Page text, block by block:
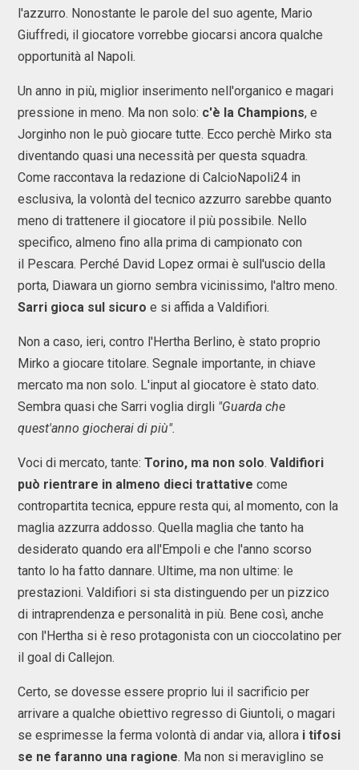
l'azzurro. Nonostante le parole del suo agente, Mario
Giuffredi, il giocatore vorrebbe giocarsi ancora qualche
opportunità al Napoli.
Un anno in più, miglior inserimento nell'organico e magari
pressione in meno. Ma non solo: c'è la Champions, e
Jorginho non le può giocare tutte. Ecco perchè Mirko sta
diventando quasi una necessità per questa squadra.
Come raccontava la redazione di CalcioNapoli24 in
esclusiva, la volontà del tecnico azzurro sarebbe quanto
meno di trattenere il giocatore il più possibile. Nello
specifico, almeno fino alla prima di campionato con
il Pescara. Perché David Lopez ormai è sull'uscio della
porta, Diawara un giorno sembra vicinissimo, l'altro meno.
Sarri gioca sul sicuro e si affida a Valdifiori.
Non a caso, ieri, contro l'Hertha Berlino, è stato proprio
Mirko a giocare titolare. Segnale importante, in chiave
mercato ma non solo. L'input al giocatore è stato dato.
Sembra quasi che Sarri voglia dirgli "Guarda che
quest'anno giocherai di più".
Voci di mercato, tante: Torino, ma non solo. Valdifiori
può rientrare in almeno dieci trattative come
contropartita tecnica, eppure resta qui, al momento, con la
maglia azzurra addosso. Quella maglia che tanto ha
desiderato quando era all'Empoli e che l'anno scorso
tanto lo ha fatto dannare. Ultime, ma non ultime: le
prestazioni. Valdifiori si sta distinguendo per un pizzico
di intraprendenza e personalità in più. Bene così, anche
con l'Hertha si è reso protagonista con un cioccolatino per
il goal di Callejon.
Certo, se dovesse essere proprio lui il sacrificio per
arrivare a qualche obiettivo regresso di Giuntoli, o magari
se esprimesse la ferma volontà di andar via, allora i tifosi
se ne faranno una ragione. Ma non si meraviglino se